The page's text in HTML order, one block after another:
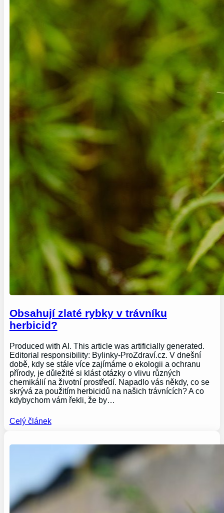
Obsahují zlaté rybky v trávníku
herbicid?
Produced with AI. This article was artificially generated.
Editorial responsibility: Bylinky-ProZdraví.cz. V dnešní
době, kdy se stále více zajímáme o ekologii a ochranu
přírody, je důležité si klást otázky o vlivu různých
chemikálií na životní prostředí. Napadlo vás někdy, co se
skrývá za použitím herbicidů na našich trávnících? A co
kdybychom vám řekli, že by…
Celý článek